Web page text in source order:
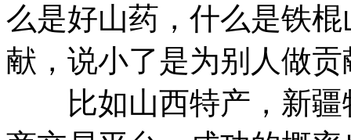
么是好山药，什么是铁
献，说小了是为别人做贡
比如山西特产，新疆